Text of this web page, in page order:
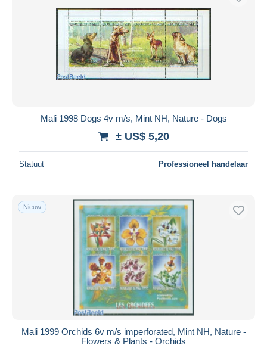
Toepassen
Mali 1998 Dogs 4v m/s, Mint NH, Nature - Dogs
± US$ 5,20
Statuut Professioneel handelaar
Nieuw
Mali 1999 Orchids 6v m/s imperforated, Mint NH, Nature -
Flowers & Plants - Orchids